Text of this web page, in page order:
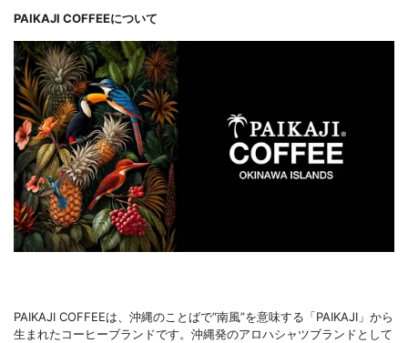
PAIKAJI COFFEEについて
PAIKAJI COFFEEは、沖縄のことばで“南風”を意味する「PAIKAJI」から
生まれたコーヒーブランドです。沖縄発のアロハシャツブランドとして